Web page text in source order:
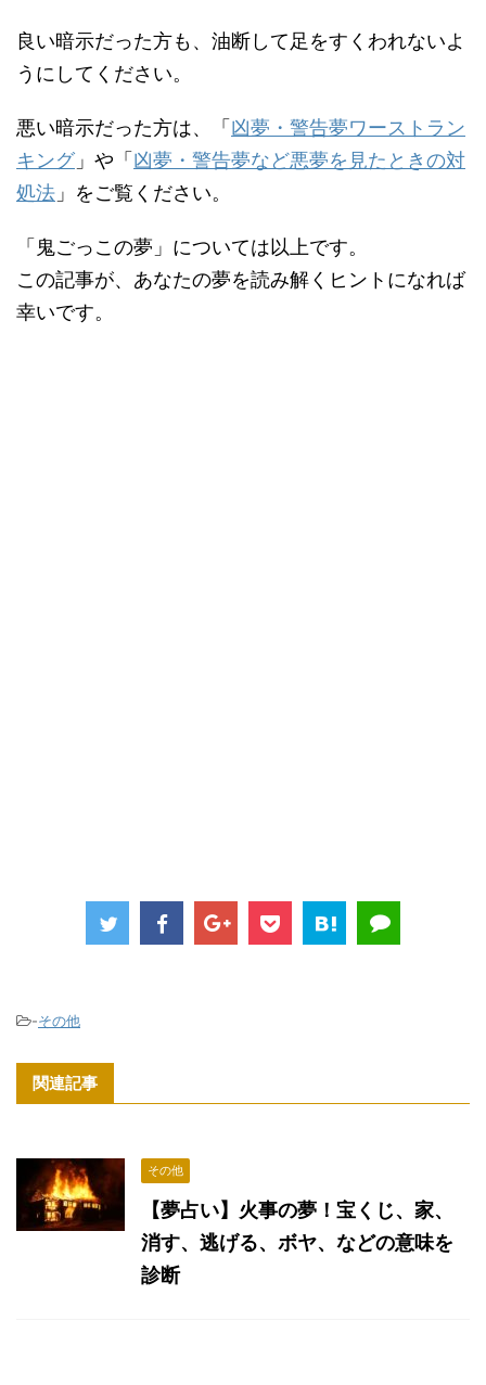
良い暗示だった方も、油断して足をすくわれないよ
うにしてください。
悪い暗示だった方は、「 凶夢・警告夢ワーストラン
キング」や「 凶夢・警告夢など悪夢を見たときの対
処法 」をご覧ください。
「鬼ごっこの夢」については以上です。
この記事が、あなたの夢を読み解くヒントになれば
幸いです。
-その他
関連記事
その他
【夢占い】火事の夢！宝くじ、家、
消す、逃げる、ボヤ、などの意味を
診断